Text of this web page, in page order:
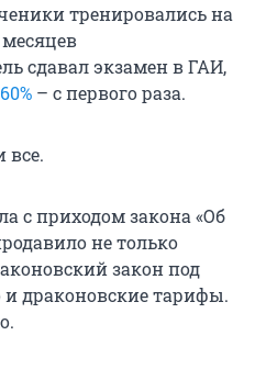
тренировались на
сдавал экзамен в ГАИ,
60% – с первого раза.
все.
с приходом закона «Об
не только
закон под
драконовские тарифы.